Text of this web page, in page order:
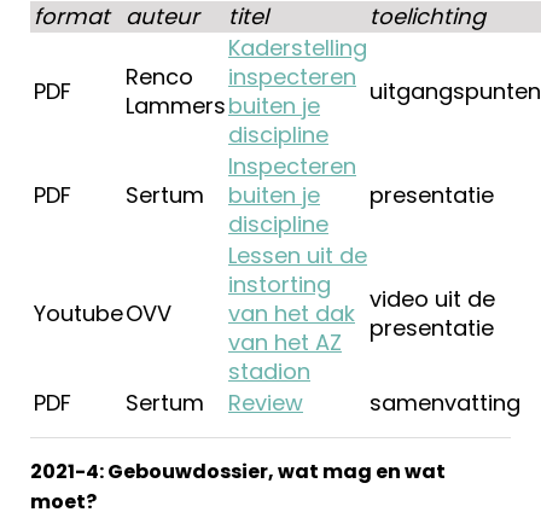
format auteur titel toelichting
PDF
Renco
Lammers
Kaderstelling
inspecteren
buiten je
discipline
uitgangspunten
PDF Sertum
Inspecteren
buiten je
discipline
presentatie
YoutubeOVV
Lessen uit de
instorting
van het dak
van het AZ
stadion
video uit de
presentatie
PDF Sertum Review samenvatting
2021-4: Gebouwdossier, wat mag en wat
moet?